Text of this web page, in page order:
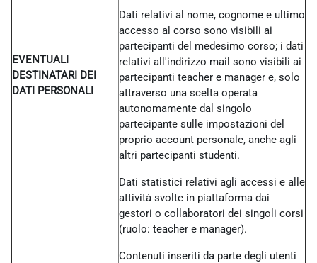
EVENTUALI
DESTINATARI DEI
DATI PERSONALI
Dati relativi al nome, cognome e ultimo
accesso al corso sono visibili ai
partecipanti del medesimo corso; i dati
relativi all'indirizzo mail sono visibili ai
partecipanti teacher e manager e, solo
attraverso una scelta operata
autonomamente dal singolo
partecipante sulle impostazioni del
proprio account personale, anche agli
altri partecipanti studenti.
Dati statistici relativi agli accessi e alle
attività svolte in piattaforma dai
gestori o collaboratori dei singoli corsi
(ruolo: teacher e manager).
Contenuti inseriti da parte degli utenti